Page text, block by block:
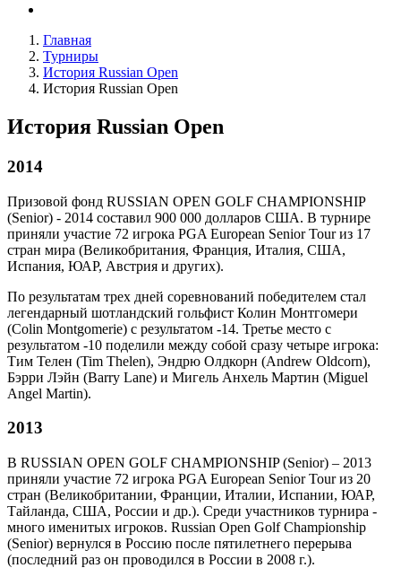
Главная
Турниры
История Russian Open
История Russian Open
История Russian Open
2014
Призовой фонд RUSSIAN OPEN GOLF CHAMPIONSHIP
(Senior) - 2014 составил 900 000 долларов США. В турнире
приняли участие 72 игрока PGA European Senior Tour из 17
стран мира (Великобритания, Франция, Италия, США,
Испания, ЮАР, Австрия и других).
По результатам трех дней соревнований победителем стал
легендарный шотландский гольфист Колин Монтгомери
(Colin Montgomerie) с результатом -14. Третье место с
результатом -10 поделили между собой сразу четыре игрока:
Тим Телен (Tim Thelen), Эндрю Олдкорн (Andrew Oldcorn),
Бэрри Лэйн (Barry Lane) и Мигель Анхель Мартин (Miguel
Angel Martin).
2013
В RUSSIAN OPEN GOLF CHAMPIONSHIP (Senior) – 2013
приняли участие 72 игрока PGA European Senior Tour из 20
стран (Великобритании, Франции, Италии, Испании, ЮАР,
Тайланда, США, России и др.). Среди участников турнира -
много именитых игроков. Russian Open Golf Championship
(Senior) вернулся в Россию после пятилетнего перерыва
(последний раз он проводился в России в 2008 г.).